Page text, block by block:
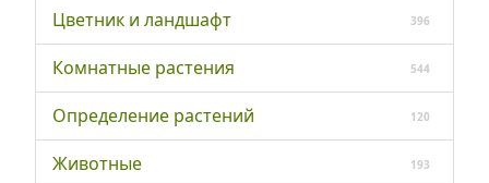
Цветник и ландшафт 396
Комнатные растения 544
Определение растений 120
Животные 193